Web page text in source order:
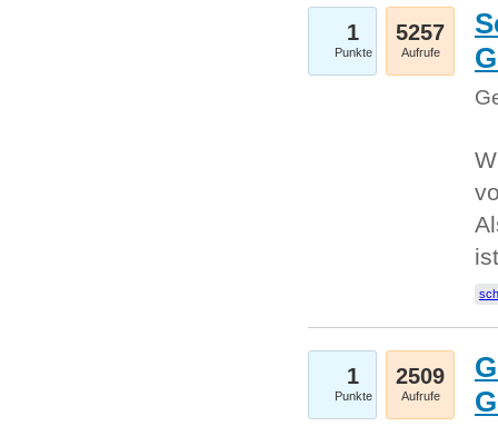
1
Punkte
5257
Aufrufe
1
Punkte
2509
Aufrufe